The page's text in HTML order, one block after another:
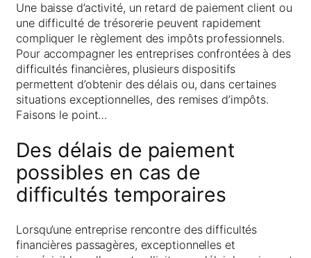
Une baisse d’activité, un retard de paiement client ou
une difficulté de trésorerie peuvent rapidement
compliquer le règlement des impôts professionnels.
Pour accompagner les entreprises confrontées à des
difficultés financières, plusieurs dispositifs
permettent d’obtenir des délais ou, dans certaines
situations exceptionnelles, des remises d’impôts.
Faisons le point…
Des délais de paiement
possibles en cas de
difficultés temporaires
Lorsqu’une entreprise rencontre des difficultés
financières passagères, exceptionnelles et